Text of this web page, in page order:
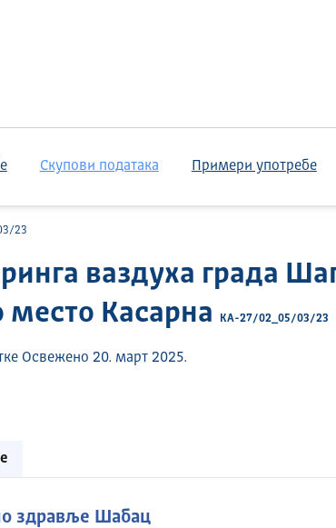
Скупови података Примери употребе
23
ваздуха града
Касарна
КА-27/02_05/03/23
Освежено 20. март 2025.
здравље Шабац